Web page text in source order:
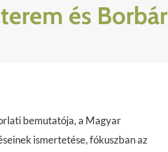
és Borbár
bemutatója, a Magyar
ismertetése, fókuszban az